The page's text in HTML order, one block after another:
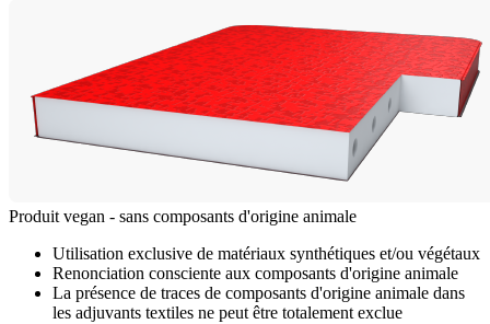
Produit vegan - sans composants d'origine animale
Utilisation exclusive de matériaux synthétiques et/ou végétaux
Renonciation consciente aux composants d'origine animale
La présence de traces de composants d'origine animale dans
les adjuvants textiles ne peut être totalement exclue